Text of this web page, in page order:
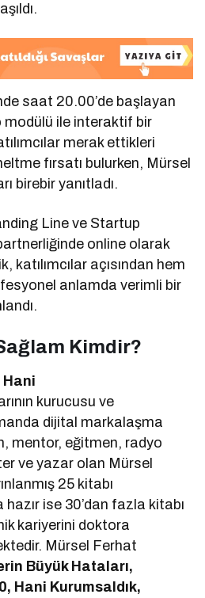
saat 20.00’de başlayan
ile interaktif bir
merak ettikleri
fırsatı bulurken, Mürsel
birebir yanıtladı.
Line ve Startup
online olarak
katılımcılar açısından hem
anlamda verimli bir
Kimdir?
Hani
kurucusu ve
dijital markalaşma
mentor, eğitmen, radyo
ve yazar olan Mürsel
25 kitabı
hazır ise 30’dan fazla kitabı
kariyerini doktora
Mürsel Ferhat
Büyük Hataları,
Hani Kurumsaldık,